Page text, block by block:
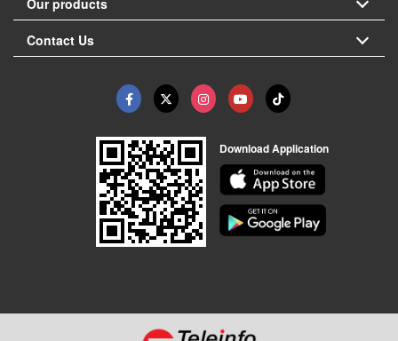
Contact Us
Download Application